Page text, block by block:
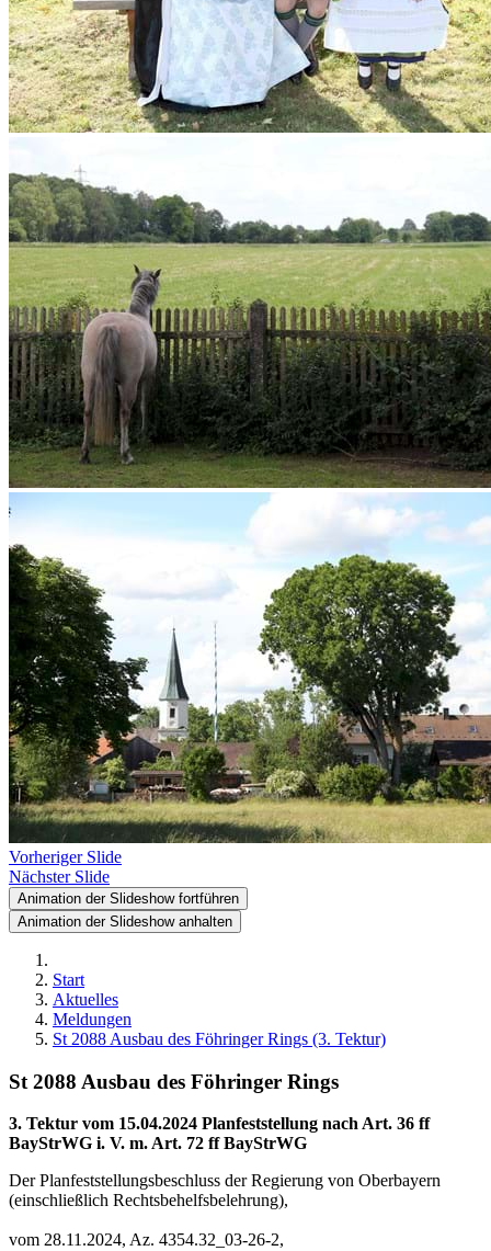
Vorheriger Slide
Nächster Slide
Animation der Slideshow fortführen
Animation der Slideshow anhalten
Start
Aktuelles
Meldungen
St 2088 Ausbau des Föhringer Rings (3. Tektur)
St 2088 Ausbau des Föhringer Rings
3. Tektur vom 15.04.2024 Planfeststellung nach Art. 36 ff
BayStrWG i. V. m. Art. 72 ff BayStrWG
Der Planfeststellungsbeschluss der Regierung von Oberbayern
(einschließlich Rechtsbehelfsbelehrung),
vom 28.11.2024, Az. 4354.32_03-26-2,